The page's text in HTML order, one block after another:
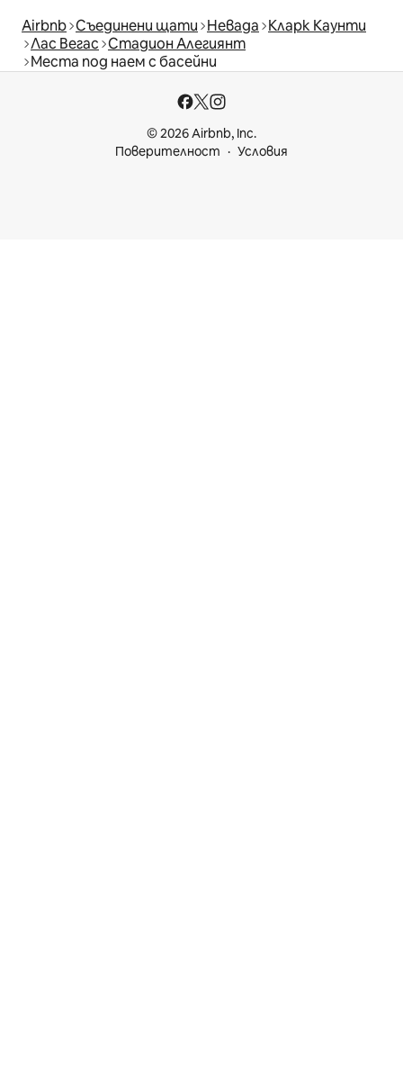
Airbnb Съединени щати Невада Кларк Каунти
Лас Вегас Стадион Алегиянт
Места под наем с басейни
© 2026 Airbnb, Inc.
Поверителност
Условия